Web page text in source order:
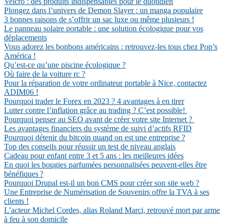
Plongez dans l’univers de Demon Slayer : un manga populaire
3 bonnes raisons de s’offrir un sac luxe ou même plusieurs !
Le panneau solaire portable : une solution écologique pour vos
déplacements
Vous adorez les bonbons américains : retrouvez-les tous chez Pop’s
América !
Qu’est-ce qu’une piscine écologique ?
Où faire de la voiture rc ?
Pour la réparation de votre ordinateur portable à Nice, contactez
ADIM06 !
Pourquoi trader le Forex en 2023 ? 4 avantages à en tirer
Lutter contre l’inflation grâce au trading ? C’est possible!
Pourquoi penser au SEO avant de créer votre site Internet ?
Les avantages financiers du système de suivi d’actifs RFID
Pourquoi détenir du bitcoin quand on est une entreprise ?
Top des conseils pour réussir un test de niveau anglais
Cadeau pour enfant entre 3 et 5 ans : les meilleures idées
En quoi les bougies parfumées personnalisées peuvent-elles être
bénéfiques ?
Pourquoi Drupal est-il un bon CMS pour créer son site web ?
Une Entreprise de Numérisation de Souvenirs offre la TVA à ses
clients !
L’acteur Michel Cordes, alias Roland Marci, retrouvé mort par arme
à feu à son domicile